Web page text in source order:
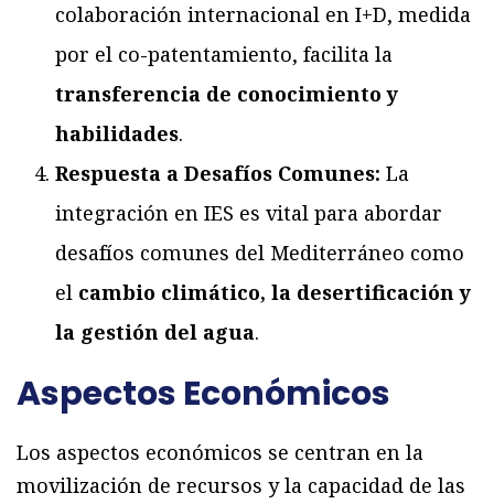
colaboración internacional en I+D, medida
por el co-patentamiento, facilita la
transferencia de conocimiento y
habilidades.
Respuesta a Desafíos Comunes: La
integración en IES es vital para abordar
desafíos comunes del Mediterráneo como
el cambio climático, la desertificación y
la gestión del agua.
Aspectos Económicos
Los aspectos económicos se centran en la
movilización de recursos y la capacidad de las